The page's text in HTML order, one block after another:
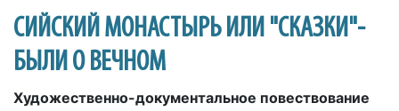
СИЙСКИЙ МОНАСТЫРЬ ИЛИ "СКАЗКИ"-
БЫЛИ О ВЕЧНОМ
Художественно-документальное повествование